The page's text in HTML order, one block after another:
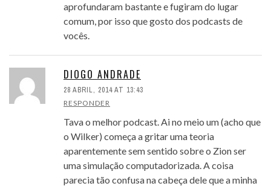
aprofundaram bastante e fugiram do lugar
comum, por isso que gosto dos podcasts de
vocês.
DIOGO ANDRADE
28 ABRIL, 2014 AT 13:43
RESPONDER
Tava o melhor podcast. Ai no meio um (acho que
o Wilker) começa a gritar uma teoria
aparentemente sem sentido sobre o Zion ser
uma simulação computadorizada. A coisa
parecia tão confusa na cabeça dele que a minha